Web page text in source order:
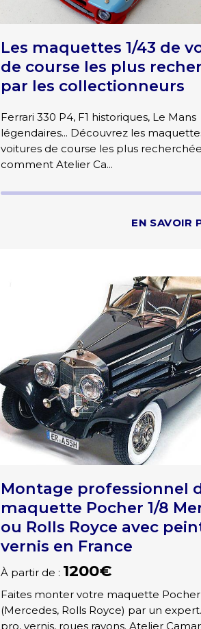
Les maquettes 1/43 de
de course les plus
par les collectionneurs
Ferrari 330 P4, F1 historiques, Le Mans
légendaires... Découvrez les
voitures de course les plus
comment Atelier Ca...
EN SAVOIR
Montage professionnel
maquette Pocher 1/8
ou Rolls Royce avec
vernis en France
À partir de : 1200€
Faites monter votre maquette Pocher
(Mercedes, Rolls Royce) par un
pro, vernis, roues rayons. Atelier